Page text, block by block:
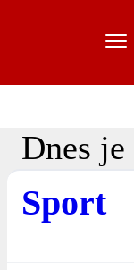
Dnes je
Sport